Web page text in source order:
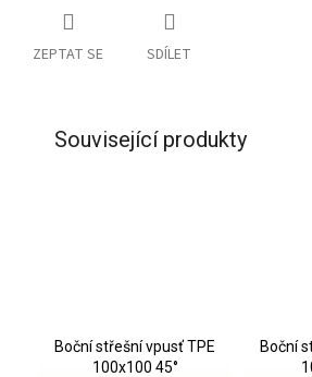
ZEPTAT SE SDÍLET
Související produkty
Boční střešní vpusť TPE
100x100 45°
Boční